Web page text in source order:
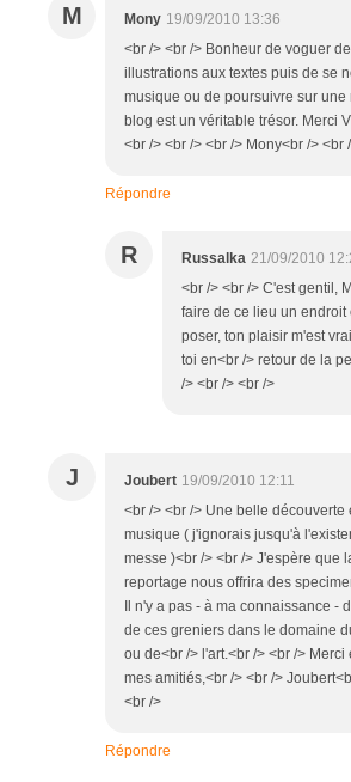
M Mony 19/09/2010 13:36
<br /> <br /> Bonheur de voguer
illustrations aux textes puis de se
musique ou de poursuivre sur une
blog est un véritable trésor. Merci
<br /> <br /> <br /> Mony<br /> <br
Répondre
R Russalka 21/09/2010
<br /> <br /> C'est gentil,
faire de ce lieu un endroit
poser, ton plaisir m'est
toi en<br /> retour de la
/> <br /> <br />
J Joubert 19/09/2010 12:11
<br /> <br /> Une belle découverte
musique ( j'ignorais jusqu'à
messe )<br /> <br /> J'espère que
reportage nous offrira des
Il n'y a pas - à ma connaissance -
de ces greniers dans le domaine
ou de<br /> l'art.<br /> <br /> Merci
mes amitiés,<br /> <br />
<br />
Répondre